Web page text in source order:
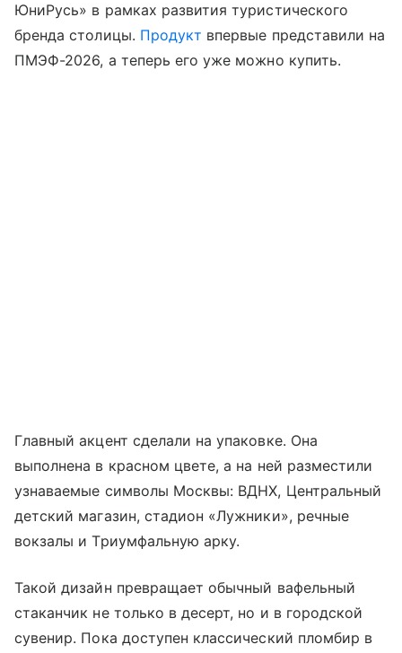
ЮниРусь» в рамках развития туристического
бренда столицы. Продукт впервые представили на
ПМЭФ-2026, а теперь его уже можно купить.
Главный акцент сделали на упаковке. Она
выполнена в красном цвете, а на ней разместили
узнаваемые символы Москвы: ВДНХ, Центральный
детский магазин, стадион «Лужники», речные
вокзалы и Триумфальную арку.
Такой дизайн превращает обычный вафельный
стаканчик не только в десерт, но и в городской
сувенир. Пока доступен классический пломбир в